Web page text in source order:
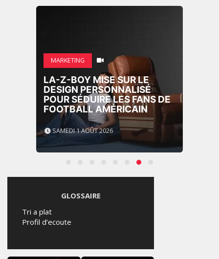
MARKETING
LA-Z-BOY MISE SUR LE
DESIGN PERSONNALISÉ
POUR SÉDUIRE LES FANS DE
FOOTBALL AMÉRICAIN
SAMEDI 1 AOÛT 2026
GLOSSAIRE
Tri a plat
Profil d’ecoute